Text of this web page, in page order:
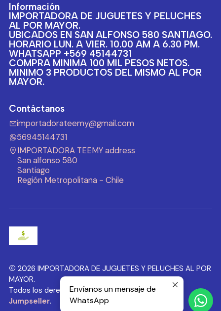
Información
IMPORTADORA DE JUGUETES Y PELUCHES
AL POR MAYOR.
UBICADOS EN SAN ALFONSO 580 SANTIAGO.
HORARIO LUN. A VIER. 10.00 AM A 6.30 PM.
WHATSAPP +569 45144731
COMPRA MINIMA 100 MIL PESOS NETOS.
MINIMO 3 PRODUCTOS DEL MISMO AL POR
MAYOR.
Contáctanos
importadorateemy@gmail.com
56945144731
IMPORTADORA TEEMY address
San alfonso 580
Santiago
Región Metropolitana - Chile
2026 IMPORTADORA DE JUGUETES Y PELUCHES AL POR
MAYOR.
Todos los derechos reservados.Desarrollado por
Jumpseller.
Envíanos un mensaje de
WhatsApp